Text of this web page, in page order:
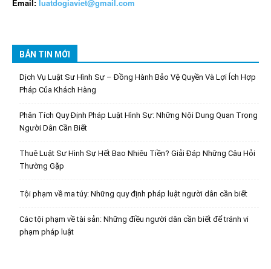
Email: luatdogiaviet@gmail.com
BẢN TIN MỚI
Dịch Vụ Luật Sư Hình Sự – Đồng Hành Bảo Vệ Quyền Và Lợi Ích Hợp
Pháp Của Khách Hàng
Phân Tích Quy Định Pháp Luật Hình Sự: Những Nội Dung Quan Trọng
Người Dân Cần Biết
Thuê Luật Sư Hình Sự Hết Bao Nhiêu Tiền? Giải Đáp Những Câu Hỏi
Thường Gặp
Tội phạm về ma túy: Những quy định pháp luật người dân cần biết
Các tội phạm về tài sản: Những điều người dân cần biết để tránh vi
phạm pháp luật